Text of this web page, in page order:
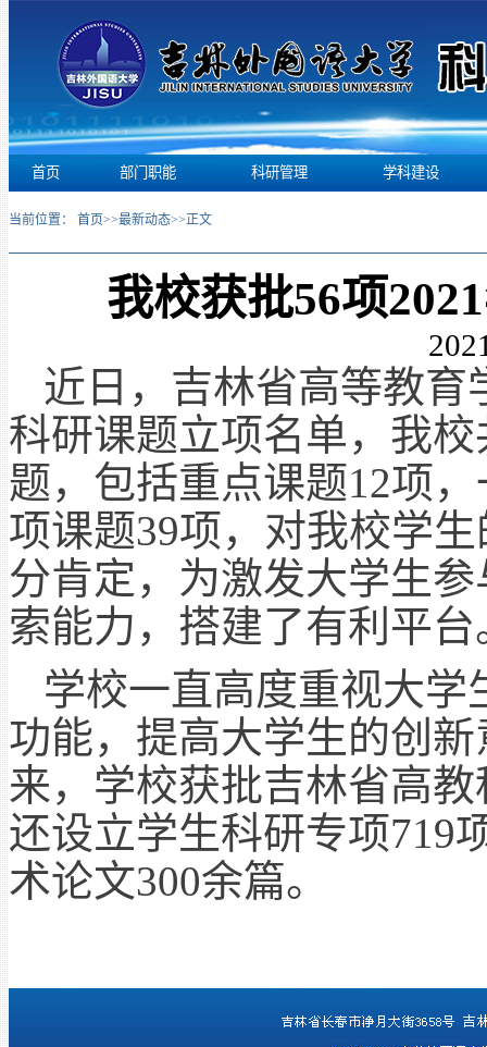
首页 部门职能 科研管理 学科建设
当前位置： 首页>>最新动态>>正文
我校获批56项
近日，吉林省高等教育
科研课题立项名单，我
题，包括重点课题12项
项课题39项，对我校学
分肯定，为激发大学生
索能力，搭建了有利平台
学校一直高度重视大
功能，提高大学生的创
来，学校获批吉林省高
还设立学生科研专项719
术论文300余篇。